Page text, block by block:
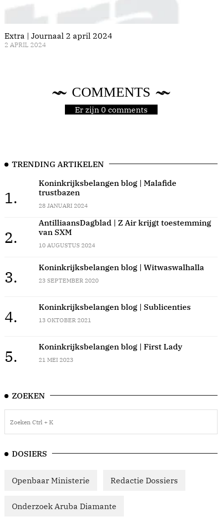
Extra | Journaal 2 april 2024
2 APRIL 2024
COMMENTS
Er zijn 0 comments
TRENDING ARTIKELEN
1.
Koninkrijksbelangen blog | Malafide
trustbazen
28 JANUARI 2024
2.
AntilliaansDagblad | Z Air krijgt toestemming
van SXM
10 AUGUSTUS 2024
3.
Koninkrijksbelangen blog | Witwaswalhalla
23 SEPTEMBER 2020
4.
Koninkrijksbelangen blog | Sublicenties
13 OKTOBER 2021
5.
Koninkrijksbelangen blog | First Lady
21 MEI 2023
ZOEKEN
DOSIERS
Openbaar Ministerie Redactie Dossiers
Onderzoek Aruba Diamante